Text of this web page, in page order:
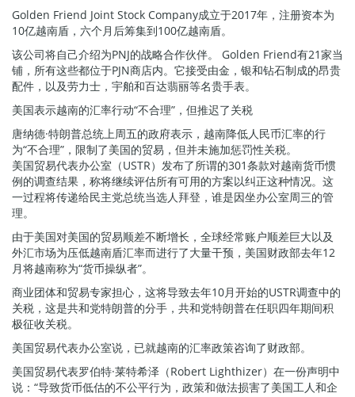
Golden Friend Joint Stock Company成立于2017年，注册资本为
10亿越南盾，六个月后筹集到100亿越南盾。
该公司将自己介绍为PNJ的战略合作伙伴。 Golden Friend有21家当
铺，所有这些都位于PJN商店内。它接受由金，银和钻石制成的昂贵
配件，以及劳力士，宇舶和百达翡丽等名贵手表。
美国表示越南的汇率行动“不合理”，但推迟了关税
唐纳德·特朗普总统上周五的政府表示，越南降低人民币汇率的行
为“不合理”，限制了美国的贸易，但并未施加惩罚性关税。
美国贸易代表办公室（USTR）发布了所谓的301条款对越南货币惯
例的调查结果，称将继续评估所有可用的方案以纠正这种情况。这
一过程将传递给民主党总统当选人拜登，谁是因坐办公室周三的管
理。
由于美国对美国的贸易顺差不断增长，全球经常账户顺差巨大以及
外汇市场为压低越南盾汇率而进行了大量干预，美国财政部去年12
月将越南称为“货币操纵者”。
商业团体和贸易专家担心，这将导致去年10月开始的USTR调查中的
关税，这是共和党特朗普的分手，共和党特朗普在任职四年期间积
极征收关税。
美国贸易代表办公室说，已就越南的汇率政策咨询了财政部。
美国贸易代表罗伯特·莱特希泽（Robert Lighthizer）在一份声明中
说：“导致货币低估的不公平行为，政策和做法损害了美国工人和企